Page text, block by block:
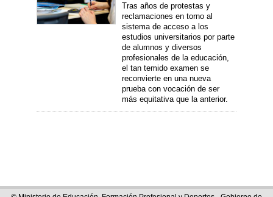
Tras años de protestas y
reclamaciones en torno al
sistema de acceso a los
estudios universitarios por parte
de alumnos y diversos
profesionales de la educación,
el tan temido examen se
reconvierte en una nueva
prueba con vocación de ser
más equitativa que la anterior.